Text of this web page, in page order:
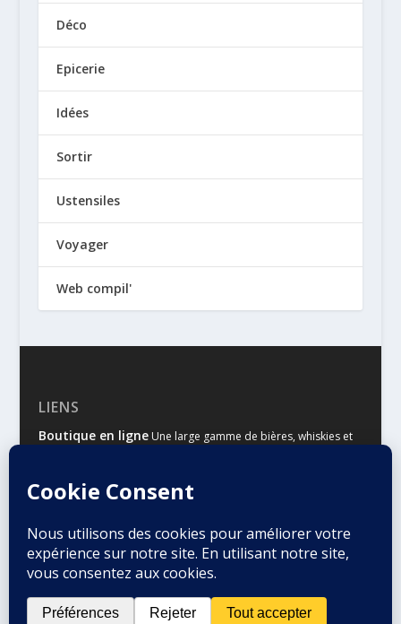
Déco
Epicerie
Idées
Sortir
Ustensiles
Voyager
Web compil'
LIENS
Boutique en ligneUne large gamme de bières, whiskies et
Malts & HoublonsLe site d’information des amateurs de
Conçu parElegant Themes | Propulsé parWordPress